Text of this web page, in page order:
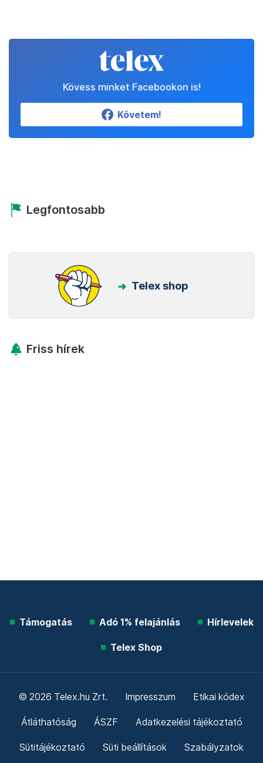
Kövess minket Facebookon is!
Követem!
Legfontosabb
Telex shop
Friss hírek
Támogatás Adó 1% felajánlás Hírlevelek
Telex Shop
© 2026 Telex.hu Zrt. Impresszum Etikai kódex
Átláthatóság ÁSZF Adatkezelési tájékoztató
Sütitájékoztató Süti beállítások Szabályzatok